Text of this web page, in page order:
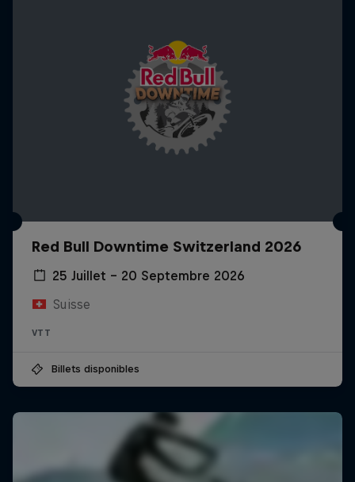
Red Bull Downtime Switzerland 2026
25 Juillet – 20 Septembre 2026
Suisse
VTT
Billets disponibles